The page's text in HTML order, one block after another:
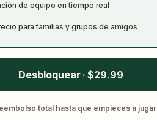
de equipo en tiempo real
para familias y grupos de amigos
Desbloquear · $29.99
total hasta que empieces a jugar